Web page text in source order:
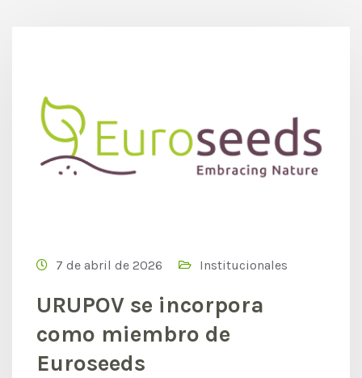
7 de abril de 2026 Institucionales
URUPOV se incorpora
como miembro de
Euroseeds